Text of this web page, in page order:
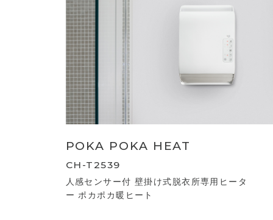
POKA POKA HEAT
CH-T2539
人感センサー付 壁掛け式脱衣所専用ヒータ
ー ポカポカ暖ヒート